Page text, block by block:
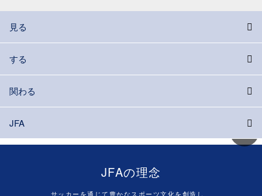
見る
する
関わる
JFA
JFAの理念
サッカーを通じて豊かなスポーツ文化を創造し、